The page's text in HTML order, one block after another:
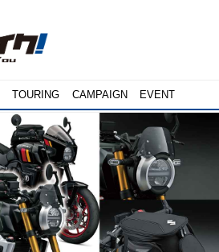
TOURING CAMPAIGN EVENT